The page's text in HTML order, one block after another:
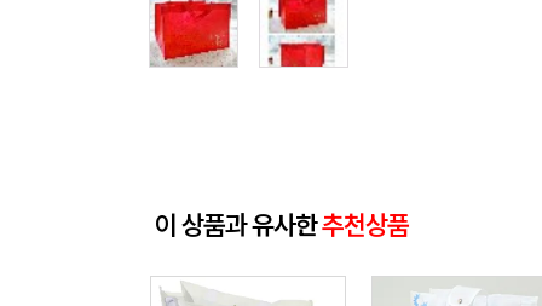
이 상품과 유사한추천상품